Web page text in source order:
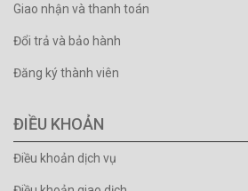
Giao nhận và thanh toán
Đổi trả và bảo hành
Đăng ký thành viên
ĐIỀU KHOẢN
Điều khoản dịch vụ